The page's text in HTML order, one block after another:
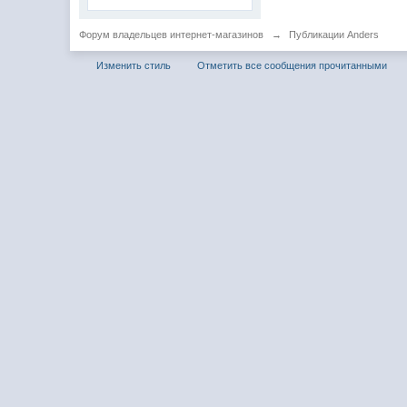
Форум владельцев интернет-магазинов → Публикации Anders
Изменить стиль Отметить все сообщения прочитанными